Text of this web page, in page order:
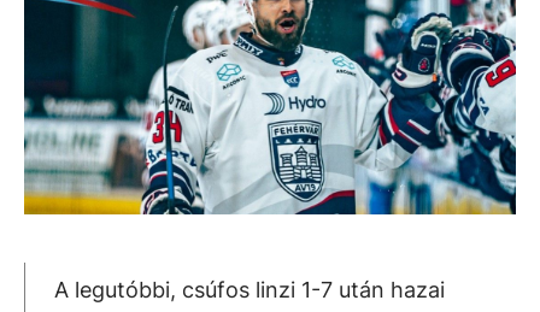
A legutóbbi, csúfos linzi 1-7 után hazai